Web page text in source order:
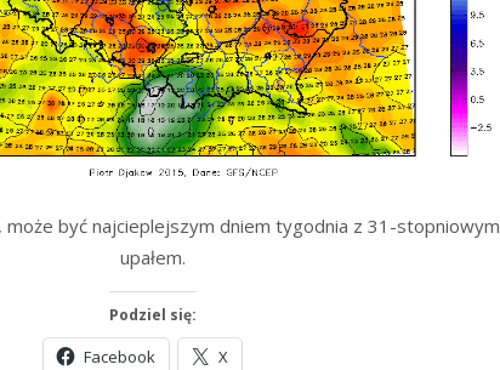
może być najcieplejszym dniem tygodnia z 31-stopniowym
upałem.
Podziel się:
Facebook X